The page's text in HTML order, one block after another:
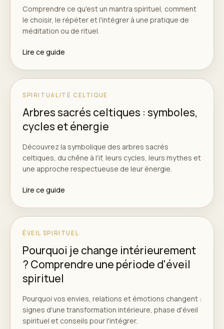
Comprendre ce qu'est un mantra spirituel, comment
le choisir, le répéter et l'intégrer à une pratique de
méditation ou de rituel.
Lire ce guide
SPIRITUALITÉ CELTIQUE
Arbres sacrés celtiques : symboles,
cycles et énergie
Découvrez la symbolique des arbres sacrés
celtiques, du chêne à l'if, leurs cycles, leurs mythes et
une approche respectueuse de leur énergie.
Lire ce guide
ÉVEIL SPIRITUEL
Pourquoi je change intérieurement
? Comprendre une période d'éveil
spirituel
Pourquoi vos envies, relations et émotions changent :
signes d'une transformation intérieure, phase d'éveil
spirituel et conseils pour l'intégrer.